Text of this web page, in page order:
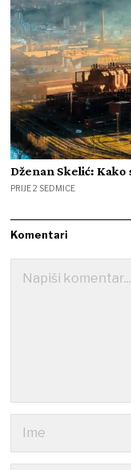
Dženan Skelić: Kako
PRIJE 2 SEDMICE
Komentari